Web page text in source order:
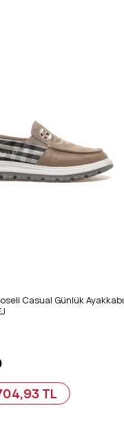
Casual Günlük Ayakkabı
TL